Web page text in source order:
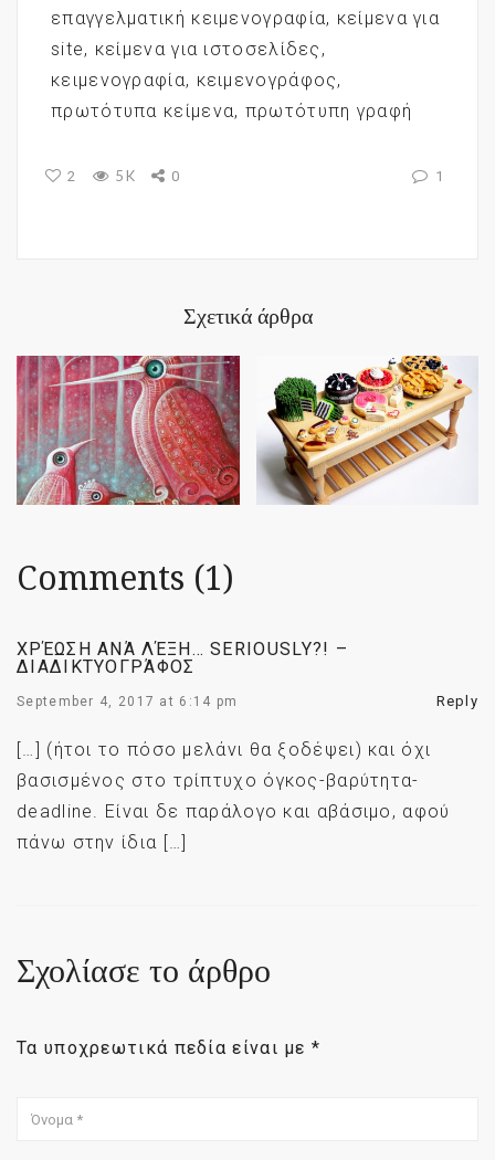
επαγγελματική κειμενογραφία, κείμενα για
site, κείμενα για ιστοσελίδες ,
κειμενογραφία, κειμενογράφος,
πρωτότυπα κείμενα, πρωτότυπη γραφή
2 5K 0 1
Σχετικά άρθρα
Comments (1)
ΧΡΈΩΣΗ ΑΝΆ ΛΈΞΗ… SERIOUSLY?! –
ΔΙΑΔΙΚΤΥΟΓΡΆΦΟΣ
September 4, 2017 at 6:14 pm Reply
[…] (ήτοι το πόσο μελάνι θα ξοδέψει) και όχι
βασισμένος στο τρίπτυχο όγκος-βαρύτητα-
deadline. Είναι δε παράλογο και αβάσιμο, αφού
πάνω στην ίδια […]
Σχολίασε το άρθρο
Τα υποχρεωτικά πεδία είναι με*